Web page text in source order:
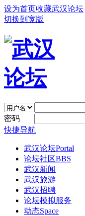
设为首页收藏武汉论坛
切换到宽版
密码
快捷导航
武汉论坛Portal
论坛社区BBS
武汉新闻
武汉旅游
武汉招聘
论坛模拟服务
动态Space